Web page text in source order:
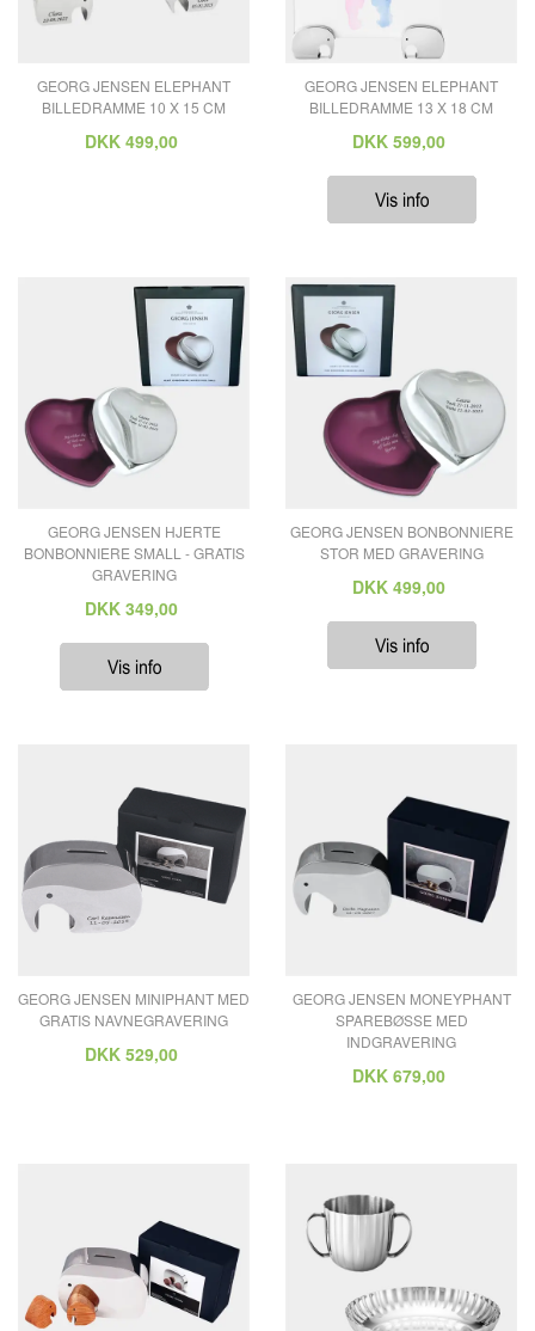
GEORG JENSEN ELEPHANT
BILLEDRAMME 10 X 15 CM
DKK 499,00
GEORG JENSEN ELEPHANT
BILLEDRAMME 13 X 18 CM
DKK 599,00
GEORG JENSEN HJERTE
BONBONNIERE SMALL - GRATIS
GRAVERING
DKK 349,00
GEORG JENSEN BONBONNIERE
STOR MED GRAVERING
DKK 499,00
GEORG JENSEN MINIPHANT MED
GRATIS NAVNEGRAVERING
DKK 529,00
GEORG JENSEN MONEYPHANT
SPAREBØSSE MED
INDGRAVERING
DKK 679,00